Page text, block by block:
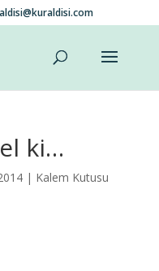
ki…
| Kalem Kutusu